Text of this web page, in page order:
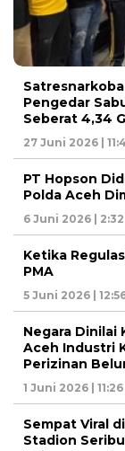
Pengedar
Seberat 4,34
27 Juni 2026 |
PT Hopson
Polda Aceh
6 Juni 2026 |
Ketika
PMA
5 Juni 2026 |
Negara Dinilai
Aceh Industri
Perizinan
1 Juni 2026 |
Sempat Viral
Stadion